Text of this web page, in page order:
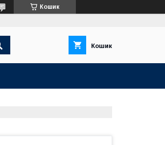
Кошик
Кошик